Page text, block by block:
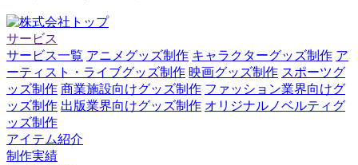
サービス
サービス一覧 アニメグッズ制作 キャラクターグッズ制作 ア
ーティスト・ライブグッズ制作 映画グッズ制作 スポーツグ
ッズ制作 商業施設向けグッズ制作 ファッション業界向けグ
ッズ制作 出版業界向けグッズ制作 オリジナルノベルティグ
ッズ制作
アイテム紹介
制作実績